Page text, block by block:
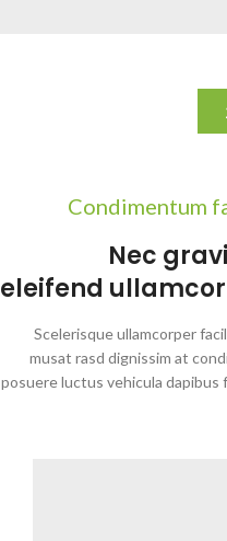
Condimentum
Nec
eleifend
Scelerisque ullamcorper
musat rasd dignissim at
posuere luctus vehicula dapibus